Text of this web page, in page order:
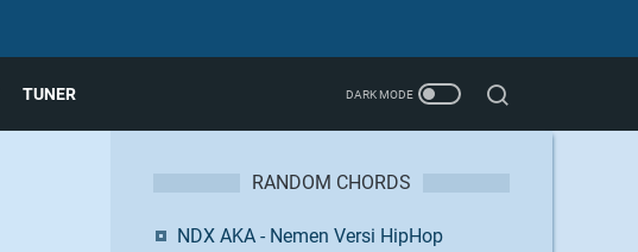
TUNER
RANDOM CHORDS
NDX AKA - Nemen Versi HipHop